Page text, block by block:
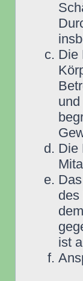
Die
Die
des
ist